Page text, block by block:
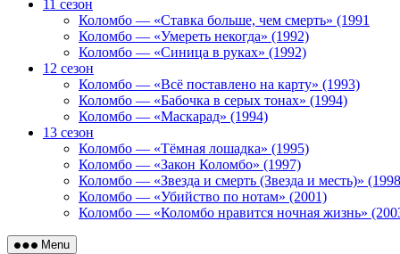
11 сезон
Коломбо — «Ставка больше, чем смерть» (1991
Коломбо — «Умереть некогда» (1992)
Коломбо — «Синица в руках» (1992)
12 сезон
Коломбо — «Всё поставлено на карту» (1993)
Коломбо — «Бабочка в серых тонах» (1994)
Коломбо — «Маскарад» (1994)
13 сезон
Коломбо — «Тёмная лошадка» (1995)
Коломбо — «Закон Коломбо» (1997)
Коломбо — «Звезда и смерть (Звезда и месть)»
Коломбо — «Убийство по нотам» (2001)
Коломбо — «Коломбо нравится ночная жизнь»
Menu